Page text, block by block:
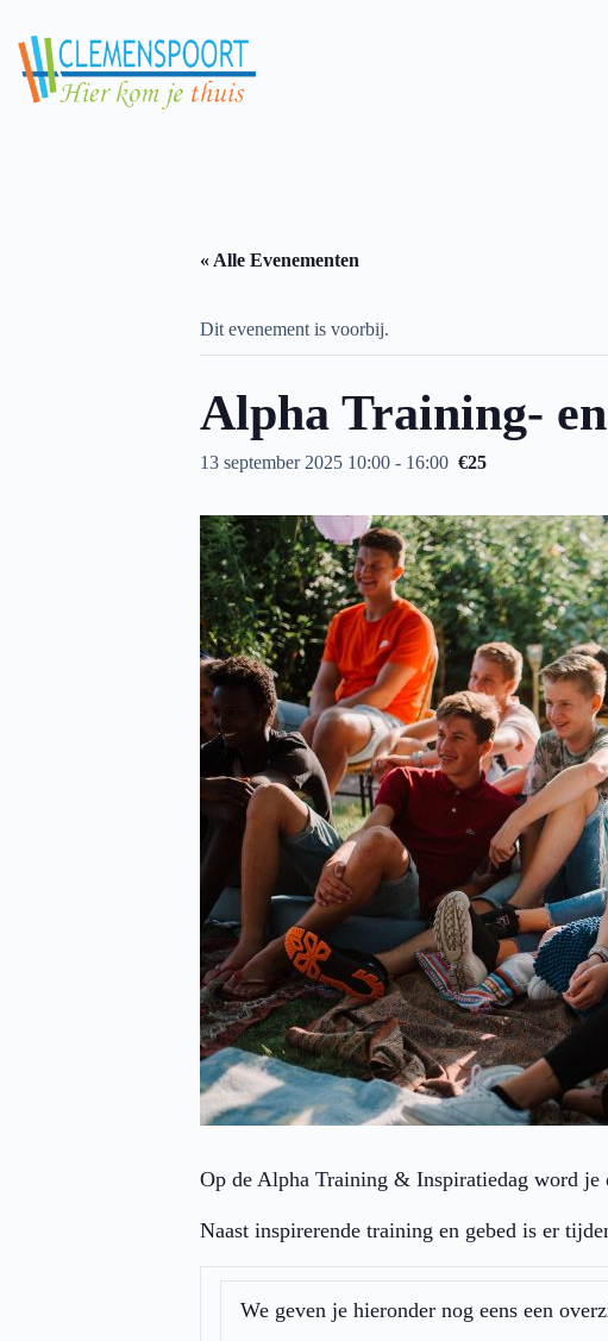
content
« Alle Evenementen
Dit evenement is voorbij.
Alpha Training-
13 september 2025 10:00 - 16:00 €25
Op de Alpha Training & Inspiratiedag word je
Naast inspirerende training en gebed is er
We geven je hieronder nog eens een